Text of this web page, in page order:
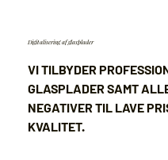
Digitalisering af glasplader
VI TILBYDER
GLASPLADER SAMT
NEGATIVER TIL LAVE
KVALITET.